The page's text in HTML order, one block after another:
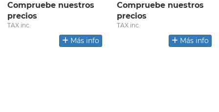
Compruebe nuestros
precios
TAX inc.
Más info
Compruebe nuestros
precios
TAX inc.
Más info